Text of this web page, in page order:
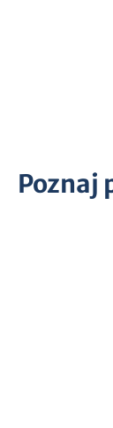
Poznaj